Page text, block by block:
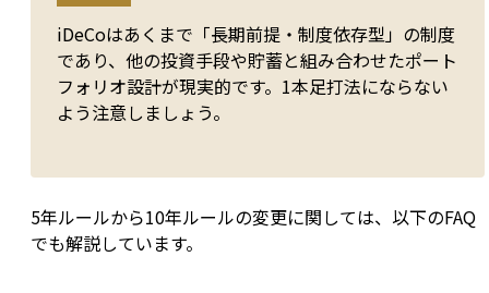
iDeCoはあくまで「長期前提・制度依存型」の制度
であり、他の投資手段や貯蓄と組み合わせたポート
フォリオ設計が現実的です。1本足打法にならない
よう注意しましょう。
5年ルールから10年ルールの変更に関しては、以下のFAQ
でも解説しています。